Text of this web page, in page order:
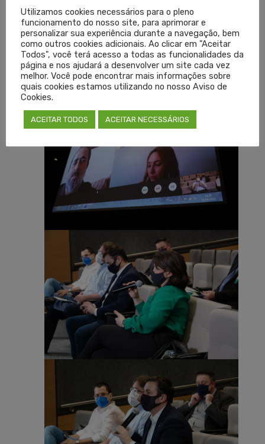
Utilizamos cookies necessários para o pleno
funcionamento do nosso site, para aprimorar e
personalizar sua experiência durante a navegação, bem
como outros cookies adicionais. Ao clicar em "Aceitar
Todos", você terá acesso a todas as funcionalidades da
página e nos ajudará a desenvolver um site cada vez
melhor. Você pode encontrar mais informações sobre
quais cookies estamos utilizando no nosso Aviso de
Cookies.
ACEITAR TODOS ACEITAR NECESSÁRIOS